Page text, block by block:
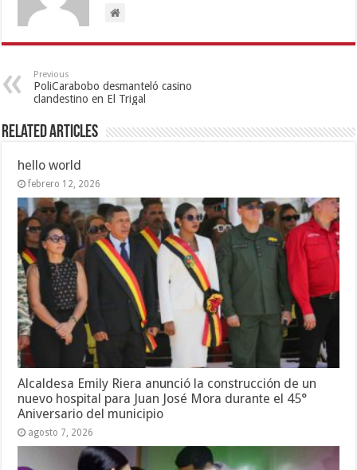
Previous
PoliCarabobo desmanteló casino
clandestino en El Trigal
Related Articles
hello world
febrero 12, 2026
Alcaldesa Emily Riera anunció la construcción de un
nuevo hospital para Juan José Mora durante el 45°
Aniversario del municipio
agosto 7, 2026